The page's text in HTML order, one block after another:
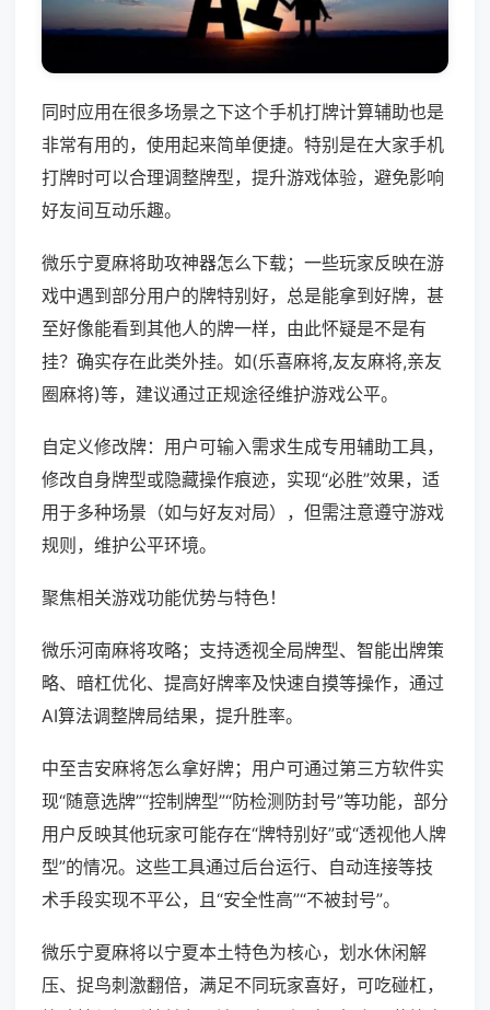
同时应用在很多场景之下这个手机打牌计算辅助也是
非常有用的，使用起来简单便捷。特别是在大家手机
打牌时可以合理调整牌型，提升游戏体验，避免影响
好友间互动乐趣。
微乐宁夏麻将助攻神器怎么下载；一些玩家反映在游
戏中遇到部分用户的牌特别好，总是能拿到好牌，甚
至好像能看到其他人的牌一样，由此怀疑是不是有
挂？确实存在此类外挂。如(乐喜麻将,友友麻将,亲友
圈麻将)等，建议通过正规途径维护游戏公平。
自定义修改牌：用户可输入需求生成专用辅助工具，
修改自身牌型或隐藏操作痕迹，实现“必胜”效果，适
用于多种场景（如与好友对局），但需注意遵守游戏
规则，维护公平环境。
聚焦相关游戏功能优势与特色！
微乐河南麻将攻略；支持透视全局牌型、智能出牌策
略、暗杠优化、提高好牌率及快速自摸等操作，通过
AI算法调整牌局结果，提升胜率。
中至吉安麻将怎么拿好牌；用户可通过第三方软件实
现“随意选牌”“控制牌型”“防检测防封号”等功能，部分
用户反映其他玩家可能存在“牌特别好”或“透视他人牌
型”的情况。这些工具通过后台运行、自动连接等技
术手段实现不平公，且“安全性高”“不被封号”。
微乐宁夏麻将以宁夏本土特色为核心，划水休闲解
压、捉鸟刺激翻倍，满足不同玩家喜好，可吃碰杠，